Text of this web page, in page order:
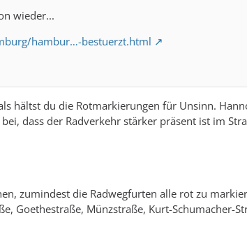
wieder...
hambur…-bestuerzt.html
hältst du die Rotmarkierungen für Unsinn.
dass der Radverkehr stärker präsent ist im
zumindest die Radwegfurten alle rot zu
Goethestraße, Münzstraße, Kurt-Schumacher-